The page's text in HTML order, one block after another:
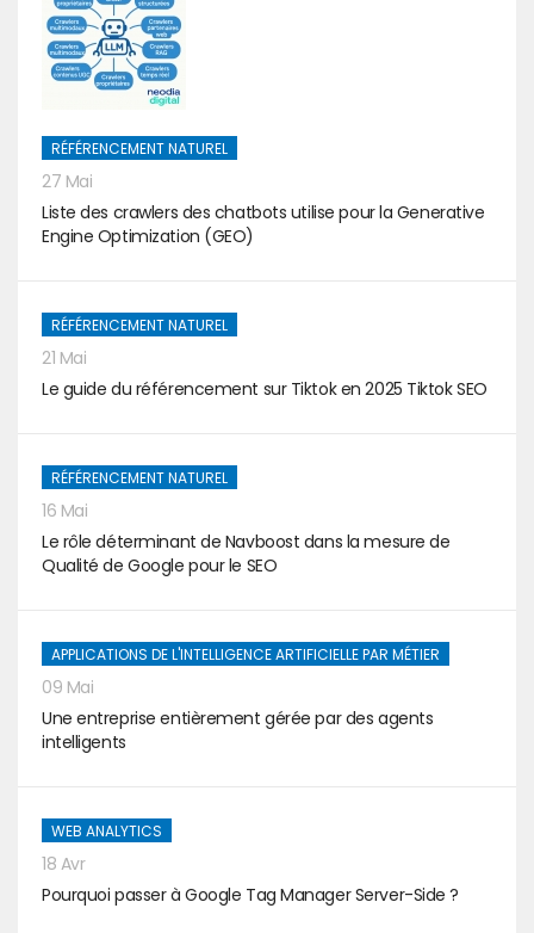
RÉFÉRENCEMENT NATUREL
27 Mai
Liste des crawlers des chatbots utilise pour la Generative
Engine Optimization (GEO)
RÉFÉRENCEMENT NATUREL
21 Mai
Le guide du référencement sur Tiktok en 2025 Tiktok SEO
RÉFÉRENCEMENT NATUREL
16 Mai
Le rôle déterminant de Navboost dans la mesure de
Qualité de Google pour le SEO
APPLICATIONS DE L'INTELLIGENCE ARTIFICIELLE PAR MÉTIER
09 Mai
Une entreprise entièrement gérée par des agents
intelligents
WEB ANALYTICS
18 Avr
Pourquoi passer à Google Tag Manager Server-Side ?